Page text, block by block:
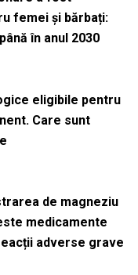
femei și bărbați:
în anul 2030
eligibile pentru
Care sunt
de magneziu
medicamente
adverse grave